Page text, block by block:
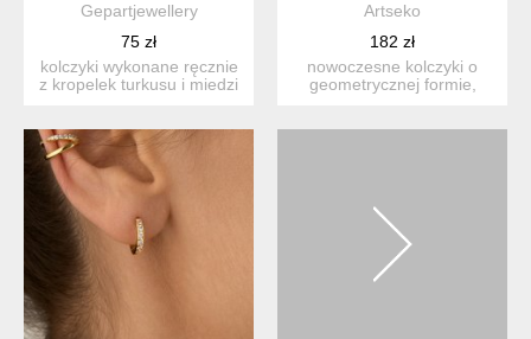
Gepartjewellery
75 zł
kolczyki wykonane ręcznie
z kropelek turkusu i miedzi
Artseko
182 zł
nowoczesne kolczyki o
geometrycznej formie,